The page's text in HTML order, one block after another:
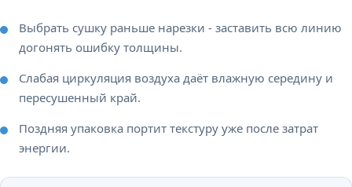
Выбрать сушку раньше нарезки - заставить всю линию
догонять ошибку толщины.
Слабая циркуляция воздуха даёт влажную середину и
пересушенный край.
Поздняя упаковка портит текстуру уже после затрат
энергии.